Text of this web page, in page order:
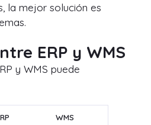
la mejor solución es
ERP y WMS
y WMS puede
WMS